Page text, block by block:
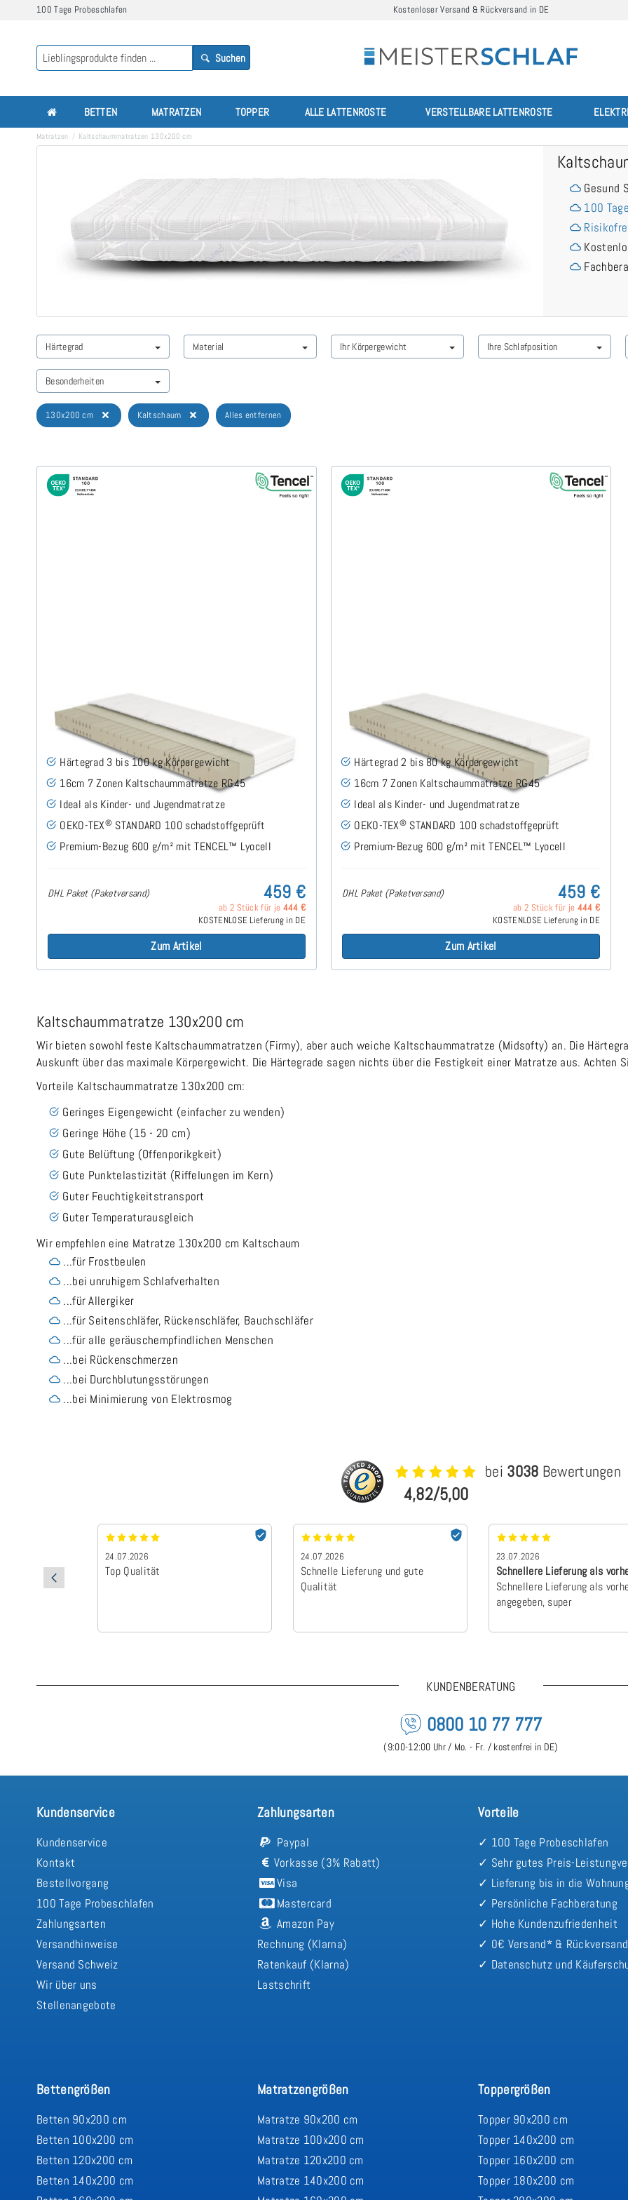
100 Tage Probeschlafen Kostenloser Versand & Rückversand in DE
Suchen
BETTEN MATRATZEN TOPPER ALLE LATTENROSTE VERSTELLBARE LATTENROSTE
Matratzen Kaltschaummatratzen 130x200 cm
Gesund
100
Härtegrad Material Ihr Körpergewicht Ihre Schlafposition
Besonderheiten
130x200 cm Kaltschaum Alles entfernen
Midsofty H3 (TENCEL™ Lyocell) Kaltschaummatratze
130x200 cm - Sonderanfertigung
Härtegrad 3 bis 100 kg Körpergewicht
16cm 7 Zonen Kaltschaummatratze RG45
Ideal als Kinder- und Jugendmatratze
OEKO-TEX® STANDARD 100 schadstoffgeprüft
Premium-Bezug 600 g/m² mit TENCEL™ Lyocell
DHL Paket (Paketversand) 459 €
ab 2 Stück für je 444 €
KOSTENLOSE Lieferung in DE
Zum Artikel
Midsofty H2 (TENCEL™ Lyocell) Kaltschaummatratze
130x200 cm - Sonderanfertigung
Härtegrad 2 bis 80 kg Körpergewicht
16cm 7 Zonen Kaltschaummatratze RG45
Ideal als Kinder- und Jugendmatratze
OEKO-TEX® STANDARD 100 schadstoffgeprüft
Premium-Bezug 600 g/m² mit TENCEL™ Lyocell
DHL Paket (Paketversand) 459 €
ab 2 Stück für je 444 €
KOSTENLOSE Lieferung in DE
Zum Artikel
Kaltschaummatratze 130x200 cm
Wir bieten sowohl feste Kaltschaummatratzen (Firmy), aber auch weiche Kaltschaummatratze (Midsofty) an. Die
Auskunft über das maximale Körpergewicht. Die Härtegrade sagen nichts über die Festigkeit einer Matratze aus. Achten
Vorteile Kaltschaummatratze 130x200 cm:
Geringes Eigengewicht (einfacher zu wenden)
Geringe Höhe (15 - 20 cm)
Gute Belüftung (Offenporikgkeit)
Gute Punktelastizität (Riffelungen im Kern)
Guter Feuchtigkeitstransport
Guter Temperaturausgleich
Wir empfehlen eine Matratze 130x200 cm Kaltschaum
...für Frostbeulen
...bei unruhigem Schlafverhalten
...für Allergiker
...für Seitenschläfer, Rückenschläfer, Bauchschläfer
...für alle geräuschempfindlichen Menschen
...bei Rückenschmerzen
...bei Durchblutungsstörungen
...bei Minimierung von Elektrosmog
4,82/5,00
bei 3038 Bewertungen
24.07.2026
Top Qualität
24.07.2026
Schnelle Lieferung und gute
Qualität
23.07.2026
Schnellere Lieferung als
angegebe…
Schnellere Lieferung als
angegeben, super
KUNDENBERATUNG
0800 10 77 777
(9:00-12:00 Uhr / Mo. - Fr. / kostenfrei in DE)
Kundenservice
Kundenservice
Kontakt
Bestellvorgang
100 Tage Probeschlafen
Zahlungsarten
Versandhinweise
Versand Schweiz
Wir über uns
Stellenangebote
Zahlungsarten
Paypal
Vorkasse (3% Rabatt)
Visa
Mastercard
Amazon Pay
Rechnung (Klarna)
Ratenkauf (Klarna)
Lastschrift
Vorteile
✓ 100 Tage Probeschlafen
✓ Sehr gutes Preis-
✓ Lieferung bis in die
✓ Persönliche Fachberatung
✓ Hohe Kundenzufriedenheit
✓ 0€ Versand* & Rückversand
✓ Datenschutz und
Bettengrößen
Betten 90x200 cm
Betten 100x200 cm
Betten 120x200 cm
Betten 140x200 cm
Matratzengrößen
Matratze 90x200 cm
Matratze 100x200 cm
Matratze 120x200 cm
Matratze 140x200 cm
Toppergrößen
Topper 90x200 cm
Topper 140x200 cm
Topper 160x200 cm
Topper 180x200 cm